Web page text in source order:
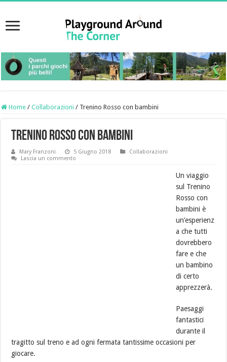
Home / Collaborazioni / Trenino Rosso con bambini
Trenino Rosso con bambini
Mary Franzoni 5 Giugno 2018
Collaborazioni
Lascia un commento
Un viaggio
sul Trenino
Rosso con
bambini è
un’esperienz
a che tutti
dovrebbero
fare e che
un bambino
di certo
apprezzerà.
Paesaggi
fantastici
durante il
tragitto sul treno e ad ogni fermata tantissime occasioni per
giocare.